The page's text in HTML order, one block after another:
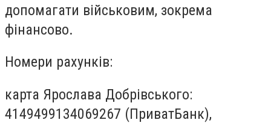
допомагати військовим, зокрема
фінансово.
Номери рахунків:
карта Ярослава Добрівського:
4149499134069267 (ПриватБанк),